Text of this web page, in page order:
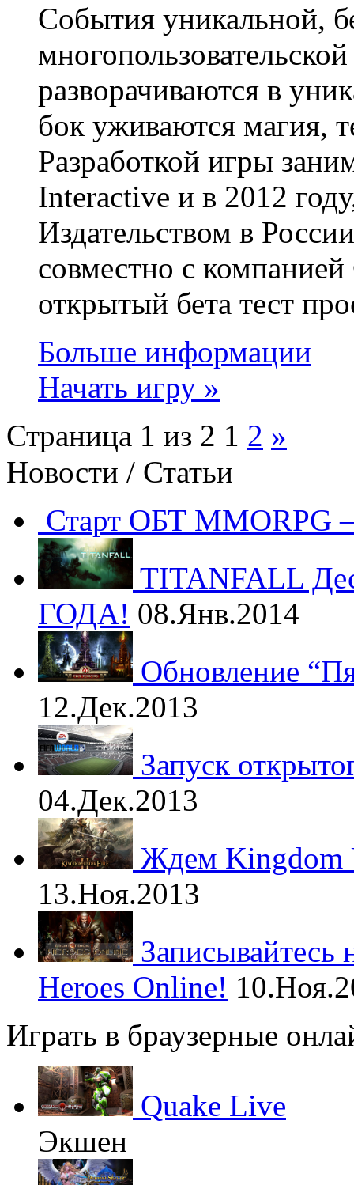
События уникальной,
разворачиваются в
бок уживаются магия,
Разработкой игры
Interactive и в 2012
Издательством в
совместно с
открытый бета тест
Больше информации
Начать игру »
Страница 1 из 2 1 2 »
Новости / Статьи
Старт ОБТ MMORPG
TITANFALL
ГОДА! 08.Янв.2014
Обновление
12.Дек.2013
Запуск
04.Дек.2013
Ждем Kingdom
13.Ноя.2013
Heroes Online!
Играть в браузерные
Quake Live
Экшен